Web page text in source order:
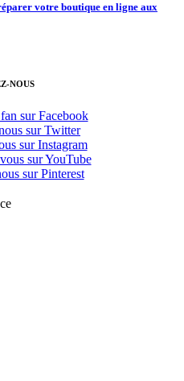
votre boutique en ligne aux
NOUS
sur Facebook
sur Twitter
sur Instagram
sur YouTube
sur Pinterest